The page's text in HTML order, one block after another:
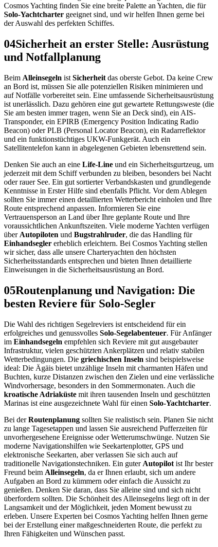
Cosmos Yachting finden Sie eine breite Palette an Yachten, die für
Solo-Yachtcharter geeignet sind, und wir helfen Ihnen gerne bei
der Auswahl des perfekten Schiffes.
04Sicherheit an erster Stelle: Ausrüstung
und Notfallplanung
Beim Alleinsegeln ist Sicherheit das oberste Gebot. Da keine Crew
an Bord ist, müssen Sie alle potenziellen Risiken minimieren und
auf Notfälle vorbereitet sein. Eine umfassende Sicherheitsausrüstung
ist unerlässlich. Dazu gehören eine gut gewartete Rettungsweste (die
Sie am besten immer tragen, wenn Sie an Deck sind), ein AIS-
Transponder, ein EPIRB (Emergency Position Indicating Radio
Beacon) oder PLB (Personal Locator Beacon), ein Radarreflektor
und ein funktionstüchtiges UKW-Funkgerät. Auch ein
Satellitentelefon kann in abgelegenen Gebieten lebensrettend sein.
Denken Sie auch an eine Life-Line und ein Sicherheitsgurtzeug, um
jederzeit mit dem Schiff verbunden zu bleiben, besonders bei Nacht
oder rauer See. Ein gut sortierter Verbandskasten und grundlegende
Kenntnisse in Erster Hilfe sind ebenfalls Pflicht. Vor dem Ablegen
sollten Sie immer einen detaillierten Wetterbericht einholen und Ihre
Route entsprechend anpassen. Informieren Sie eine
Vertrauensperson an Land über Ihre geplante Route und Ihre
voraussichtlichen Ankunftszeiten. Viele moderne Yachten verfügen
über Autopiloten und Bugstrahlruder, die das Handling für
Einhandsegler erheblich erleichtern. Bei Cosmos Yachting stellen
wir sicher, dass alle unsere Charteryachten den höchsten
Sicherheitsstandards entsprechen und bieten Ihnen detaillierte
Einweisungen in die Sicherheitsausrüstung an Bord.
05Routenplanung und Navigation: Die
besten Reviere für Solo-Segler
Die Wahl des richtigen Segelreviers ist entscheidend für ein
erfolgreiches und genussvolles Solo-Segelabenteuer. Für Anfänger
im Einhandsegeln empfehlen sich Reviere mit gut ausgebauter
Infrastruktur, vielen geschützten Ankerplätzen und relativ stabilen
Wetterbedingungen. Die griechischen Inseln sind beispielsweise
ideal: Die Ägäis bietet unzählige Inseln mit charmanten Häfen und
Buchten, kurze Distanzen zwischen den Zielen und eine verlässliche
Windvorhersage, besonders in den Sommermonaten. Auch die
kroatische Adriaküste mit ihren tausenden Inseln und geschützten
Marinas ist eine ausgezeichnete Wahl für einen Solo-Yachtcharter.
Bei derRoutenplanung sollten Sie realistisch sein. Planen Sie nicht
zu lange Tagesetappen und lassen Sie ausreichend Pufferzeiten für
unvorhergesehene Ereignisse oder Wetterumschwünge. Nutzen Sie
moderne Navigationshilfen wie Seekartenplotter, GPS und
elektronische Seekarten, aber verlassen Sie sich auch auf
traditionelle Navigationstechniken. Ein guter Autopilot ist Ihr bester
Freund beim Alleinsegeln, da er Ihnen erlaubt, sich um andere
Aufgaben an Bord zu kümmern oder einfach die Aussicht zu
genießen. Denken Sie daran, dass Sie alleine sind und sich nicht
überfordern sollten. Die Schönheit des Alleinsegelns liegt oft in der
Langsamkeit und der Möglichkeit, jeden Moment bewusst zu
erleben. Unsere Experten bei Cosmos Yachting helfen Ihnen gerne
bei der Erstellung einer maßgeschneiderten Route, die perfekt zu
Ihren Fähigkeiten und Wünschen passt.